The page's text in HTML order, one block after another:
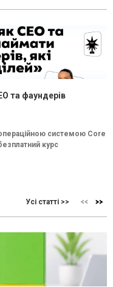
та фаундерів
операційною системою Core
курс
Усі статті >>